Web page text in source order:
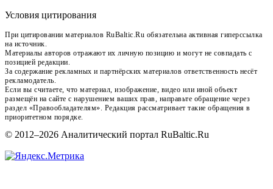
Условия цитирования
При цитировании материалов RuBaltic.Ru обязательна активная гиперссылка
на источник.
Материалы авторов отражают их личную позицию и могут не совпадать с
позицией редакции.
За содержание рекламных и партнёрских материалов ответственность несёт
рекламодатель.
Если вы считаете, что материал, изображение, видео или иной объект
размещён на сайте с нарушением ваших прав, направьте обращение через
раздел «Правообладателям». Редакция рассматривает такие обращения в
приоритетном порядке.
© 2012–2026 Аналитический портал RuBaltic.Ru